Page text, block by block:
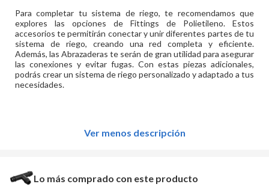
Para completar tu sistema de riego, te recomendamos que
explores las opciones de Fittings de Polietileno. Estos
accesorios te permitirán conectar y unir diferentes partes de tu
sistema de riego, creando una red completa y eficiente.
Además, las Abrazaderas te serán de gran utilidad para asegurar
las conexiones y evitar fugas. Con estas piezas adicionales,
podrás crear un sistema de riego personalizado y adaptado a tus
necesidades.
Ver menos descripción
Lo más comprado con este producto